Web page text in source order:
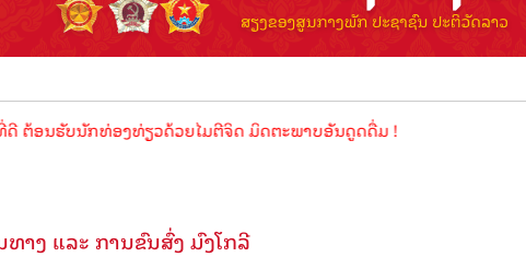
ບນັກທ່ອງທ່ຽວດ້ວຍໄມຕີຈິດ ມິດຕະພາບອັນດູດດື່ມ !
ງ ແລະ ການຂົນສົ່ງ ມົງໂກລີ